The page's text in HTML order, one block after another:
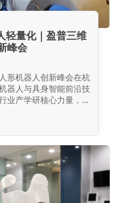
轻量化｜盈普三维
峰会
形机器人创新峰会在杭
器人与具身智能前沿技
业产学研核心力量，共
选择性激光烧结技术
亮相，为行业复杂结构
聚焦人形机器
人智造，盈普SLS技术落地标杆应用 深耕工业级SLS...